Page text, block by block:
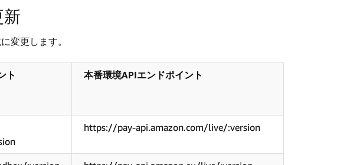
新
変更します。
ト 本番環境APIエンドポイント
https://pay-api.amazon.com/live/:version